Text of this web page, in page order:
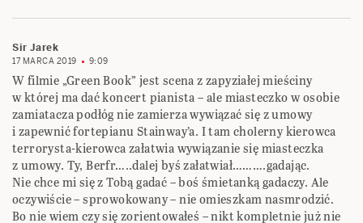
Sir Jarek
17 MARCA 2019 9:09
W filmie „Green Book” jest scena z zapyziałej mieściny
w której ma dać koncert pianista – ale miasteczko w osobie
zamiatacza podłóg nie zamierza wywiązać się z umowy
i zapewnić fortepianu Stainway’a. I tam cholerny kierowca
terrorysta-kierowca załatwia wywiązanie się miasteczka
z umowy. Ty, Berfr…..dalej byś załatwiał……….gadając.
Nie chce mi się z Tobą gadać – boś śmietanką gadaczy. Ale
oczywiście – sprowokowany – nie omieszkam nasmrodzić.
Bo nie wiem czy się zorientowałeś – nikt kompletnie już nie